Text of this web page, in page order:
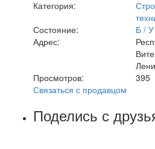
Категория:
Состояние:
Б / У
Адрес:
Просмотров:
395
Связаться с продавцом
Поделись с